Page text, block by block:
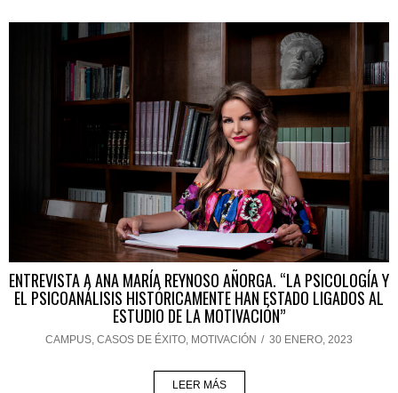
ENTREVISTA A ANA MARÍA REYNOSO AÑORGA. “LA PSICOLOGÍA Y
EL PSICOANÁLISIS HISTÓRICAMENTE HAN ESTADO LIGADOS AL
ESTUDIO DE LA MOTIVACIÓN”
CAMPUS, CASOS DE ÉXITO, MOTIVACIÓN / 30 ENERO, 2023
LEER MÁS